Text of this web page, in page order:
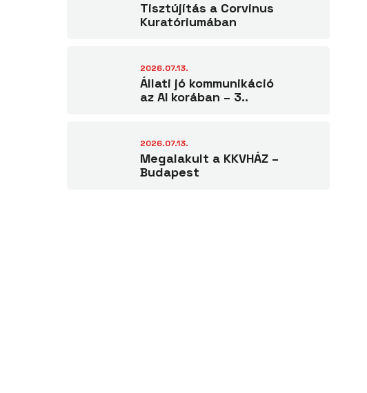
Tisztújítás a Corvinus
Kuratóriumában
2026.07.13.
Állati jó kommunikáció
az AI korában – 3..
2026.07.13.
Megalakult a KKVHÁZ –
Budapest